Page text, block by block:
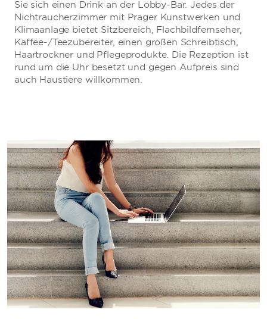
Sie sich einen Drink an der Lobby-Bar. Jedes der
Nichtraucherzimmer mit Prager Kunstwerken und
Klimaanlage bietet Sitzbereich, Flachbildfernseher,
Kaffee-/Teezubereiter, einen großen Schreibtisch,
Haartrockner und Pflegeprodukte. Die Rezeption ist
rund um die Uhr besetzt und gegen Aufpreis sind
auch Haustiere willkommen.